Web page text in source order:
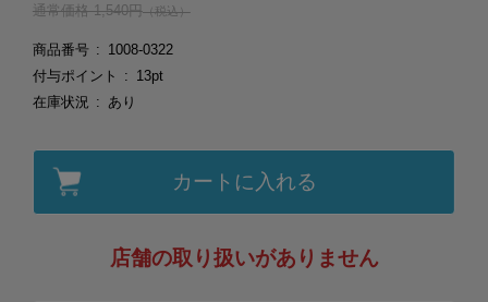
通常価格 1,540円（税込）
商品番号
1008-0322
付与ポイント
13pt
在庫状況
あり
カートに入れる
店舗の取り扱いがありません